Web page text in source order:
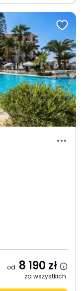
od 8 190 zł
za wszystkich